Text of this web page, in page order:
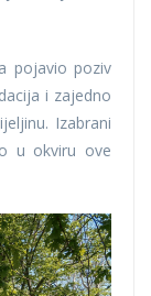
pojavio poziv
i zajedno
Izabrani
u okviru ove